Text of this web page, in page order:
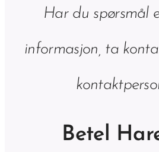
Har du spørsmål
informasjon, ta
Betel